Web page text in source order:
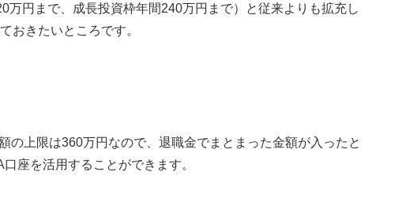
円まで、成長投資枠年間240万円まで）と従来よりも拡充し
おきたいところです。
上限は360万円なので、退職金でまとまった金額が入ったと
座を活用することができます。